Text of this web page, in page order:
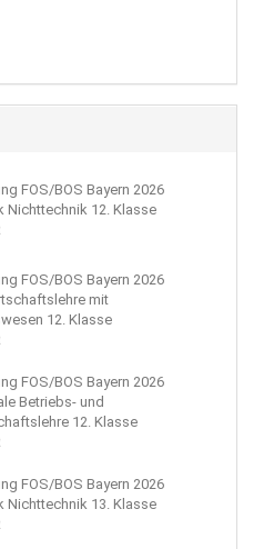
FOS/BOS Bayern 2026
Nichttechnik 12. Klasse
FOS/BOS Bayern 2026
mit
12. Klasse
FOS/BOS Bayern 2026
Betriebs- und
12. Klasse
FOS/BOS Bayern 2026
Nichttechnik 13. Klasse